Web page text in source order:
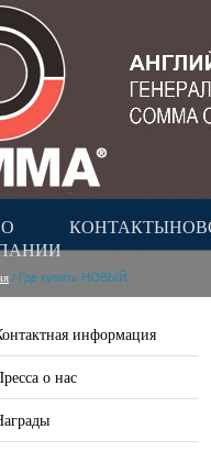
О
КОНТАКТЫ
/ Где купить НОВЫЙ
информация
о нас